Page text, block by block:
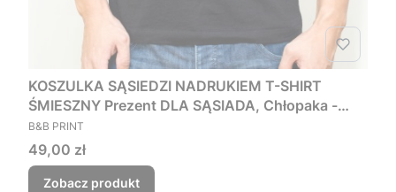
KOSZULKA SĄSIEDZI NADRUKIEM T-SHIRT
ŚMIESZNY Prezent DLA SĄSIADA, Chłopaka -
Czego myśmy nie zjebali
PRODUCENT
B&B PRINT
Cena
49,00 zł
Zobacz produkt